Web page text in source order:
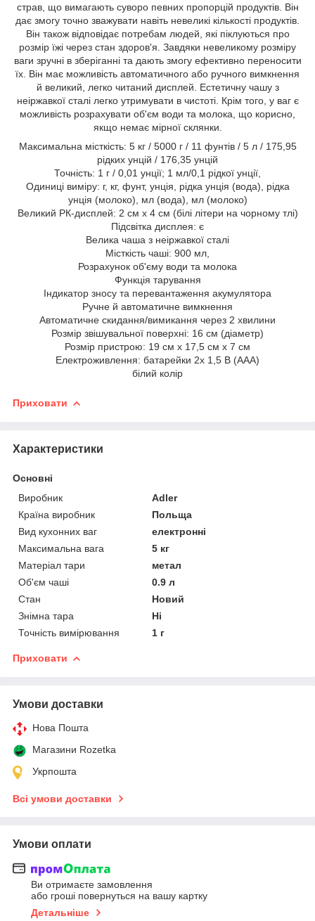
страв, що вимагають суворо певних пропорцій продуктів. Він
дає змогу точно зважувати навіть невеликі кількості продуктів.
Він також відповідає потребам людей, які піклуються про
розмір їжі через стан здоров'я. Завдяки невеликому розміру
ваги зручні в зберіганні та дають змогу ефективно переносити
їх. Він має можливість автоматичного або ручного вимкнення
й великий, легко читаний дисплей. Естетичну чашу з
неіржавкої сталі легко утримувати в чистоті. Крім того, у ваг є
можливість розрахувати об'єм води та молока, що корисно,
якщо немає мірної склянки.
Максимальна місткість: 5 кг / 5000 г / 11 фунтів / 5 л / 175,95
рідких унцій / 176,35 унцій
Точність: 1 г / 0,01 унції; 1 мл/0,1 рідкої унції,
Одиниці виміру: г, кг, фунт, унція, рідка унція (вода), рідка
унція (молоко), мл (вода), мл (молоко)
Великий РК-дисплей: 2 см x 4 см (білі літери на чорному тлі)
Підсвітка дисплея: є
Велика чаша з неіржавкої сталі
Місткість чаші: 900 мл,
Розрахунок об'єму води та молока
Функція тарування
Індикатор зносу та перевантаження акумулятора
Ручне й автоматичне вимкнення
Автоматичне скидання/вимикання через 2 хвилини
Розмір звішувальної поверхні: 16 см (діаметр)
Розмір пристрою: 19 см x 17,5 см x 7 см
Електроживлення: батарейки 2x 1,5 В (AAA)
білий колір
Приховати
Характеристики
Основні
Виробник
Adler
Країна виробник
Польща
Вид кухонних ваг
електронні
Максимальна вага
5 кг
Матеріал тари
метал
Об'єм чаші
0.9 л
Стан
Новий
Знімна тара
Ні
Точність вимірювання
1 г
Приховати
Умови доставки
Нова Пошта
Магазини Rozetka
Укрпошта
Всі умови доставки
Умови оплати
Ви отримаєте замовлення
або гроші повернуться на вашу картку
Детальніше